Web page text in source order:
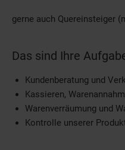
gerne auch Quereinsteiger
Das sind Ihre
Kundenberatung und
Kassieren,
Warenverräumung und
Kontrolle unserer